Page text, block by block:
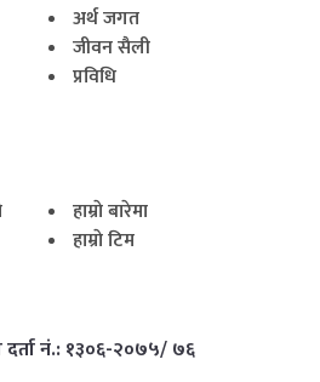
अर्थ जगत
जीवन सैली
प्रविधि
हाम्राे बारेमा
हाम्राे टिम
दर्ता नं.: १३०६-२०७५/ ७६